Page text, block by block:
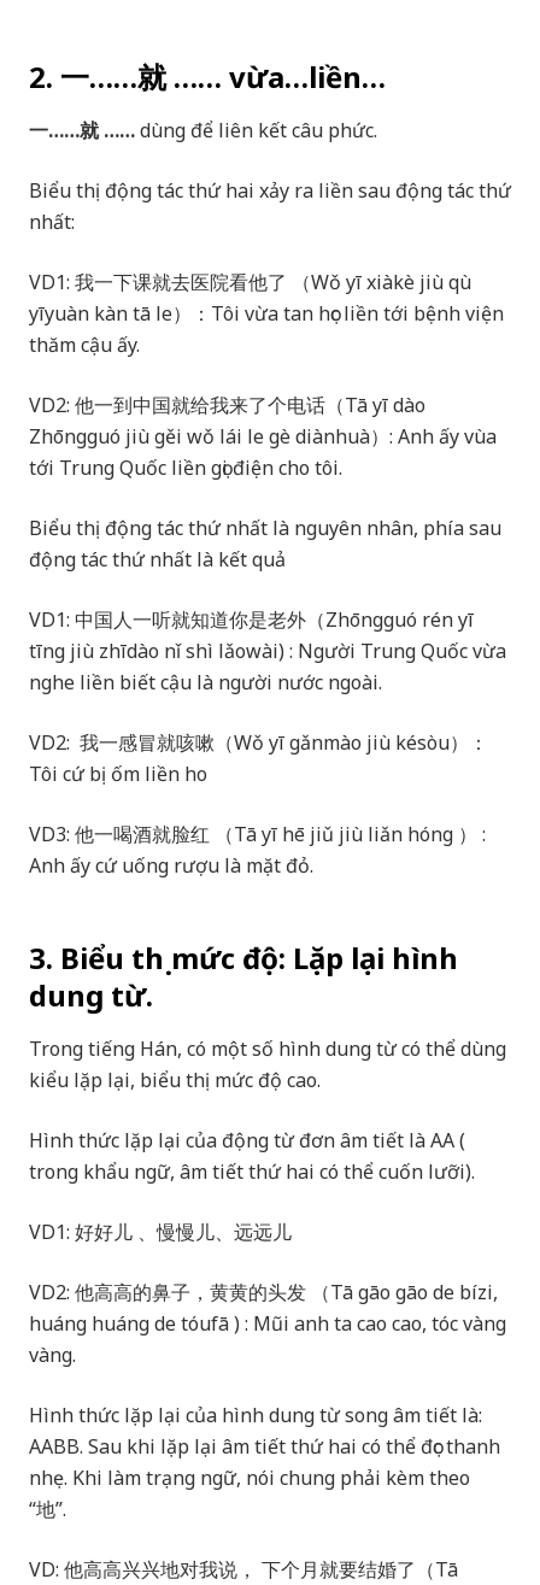
2. 一……就 …… vừa…liền…
一……就 ……dùng để liên kết câu phức.
Biểu thị động tác thứ hai xảy ra liền sau động tác thứ
nhất:
VD1: 我一下课就去医院看他了 （Wǒ yī xiàkè jiù qù
yīyuàn kàn tā le）：Tôi vừa tan học liền tới bệnh viện
thăm cậu ấy.
VD2: 他一到中国就给我来了个电话（Tā yī dào
Zhōngguó jiù gěi wǒ lái le gè diànhuà）: Anh ấy vùa
tới Trung Quốc liền gọi điện cho tôi.
Biểu thị động tác thứ nhất là nguyên nhân, phía sau
động tác thứ nhất là kết quả
VD1: 中国人一听就知道你是老外（Zhōngguó rén yī
tīng jiù zhīdào nǐ shì lǎowài) : Người Trung Quốc vừa
nghe liền biết cậu là người nước ngoài.
VD2: 我一感冒就咳嗽（Wǒ yī gǎnmào jiù késòu）：
Tôi cứ bị ốm liền ho
VD3: 他一喝酒就脸红 （Tā yī hē jiǔ jiù liǎn hóng ） :
Anh ấy cứ uống rượu là mặt đỏ.
3. Biểu thị mức độ: Lặp lại hình
dung từ.
Trong tiếng Hán, có một số hình dung từ có thể dùng
kiểu lặp lại, biểu thị mức độ cao.
Hình thức lặp lại của động từ đơn âm tiết là AA (
trong khẩu ngữ, âm tiết thứ hai có thể cuốn lưỡi).
VD1: 好好儿 、慢慢儿、远远儿
VD2: 他高高的鼻子，黄黄的头发 （Tā gāo gāo de bízi,
huáng huáng de tóufā ) : Mũi anh ta cao cao, tóc vàng
vàng.
Hình thức lặp lại của hình dung từ song âm tiết là:
AABB. Sau khi lặp lại âm tiết thứ hai có thể đọc thanh
nhẹ. Khi làm trạng ngữ, nói chung phải kèm theo
“地”.
VD: 他高高兴兴地对我说， 下个月就要结婚了（Tā